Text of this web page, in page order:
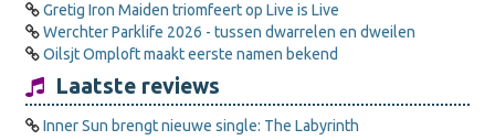
Gretig Iron Maiden triomfeert op Live is Live
Werchter Parklife 2026 - tussen dwarrelen en dweilen
Oilsjt Omploft maakt eerste namen bekend
Laatste reviews
Inner Sun brengt nieuwe single: The Labyrinth